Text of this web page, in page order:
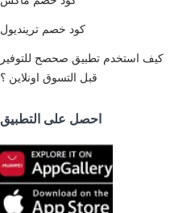
كود خصم ترينديول
كيف استخدم تطبيق صحصح للتوفير
قبل التسوق اونلاين ؟
احصل على التطبيق